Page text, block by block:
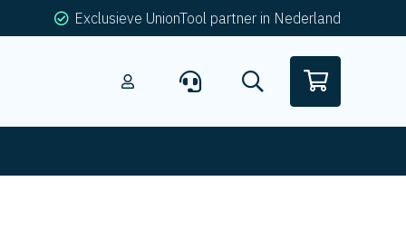
Exclusieve UnionTool partner in Nederland